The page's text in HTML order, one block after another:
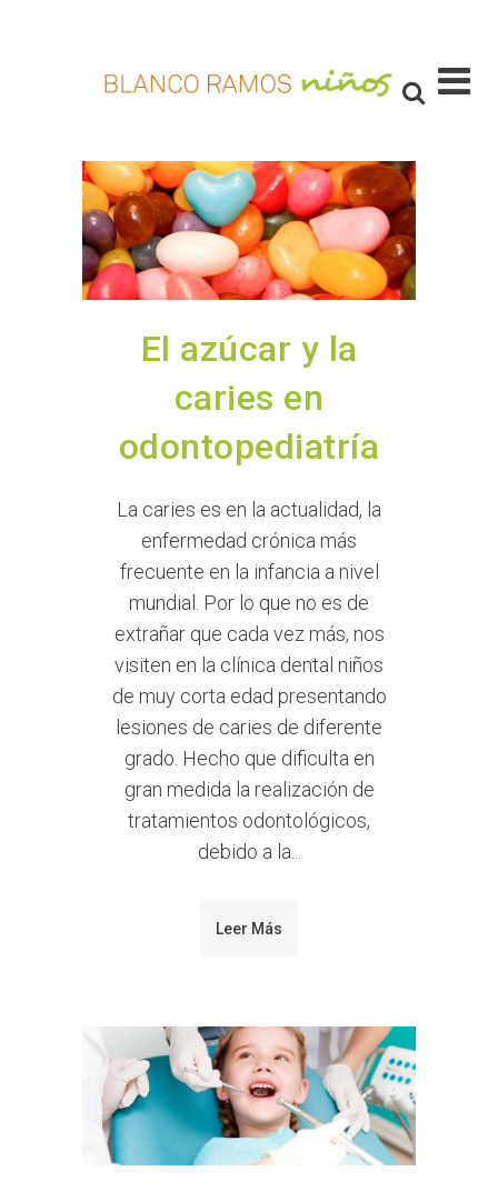
El azúcar y la
caries en
odontopediatría
La caries es en la actualidad, la
enfermedad crónica más
frecuente en la infancia a nivel
mundial. Por lo que no es de
extrañar que cada vez más, nos
visiten en la clínica dental niños
de muy corta edad presentando
lesiones de caries de diferente
grado. Hecho que dificulta en
gran medida la realización de
tratamientos odontológicos,
debido a la...
Leer Más